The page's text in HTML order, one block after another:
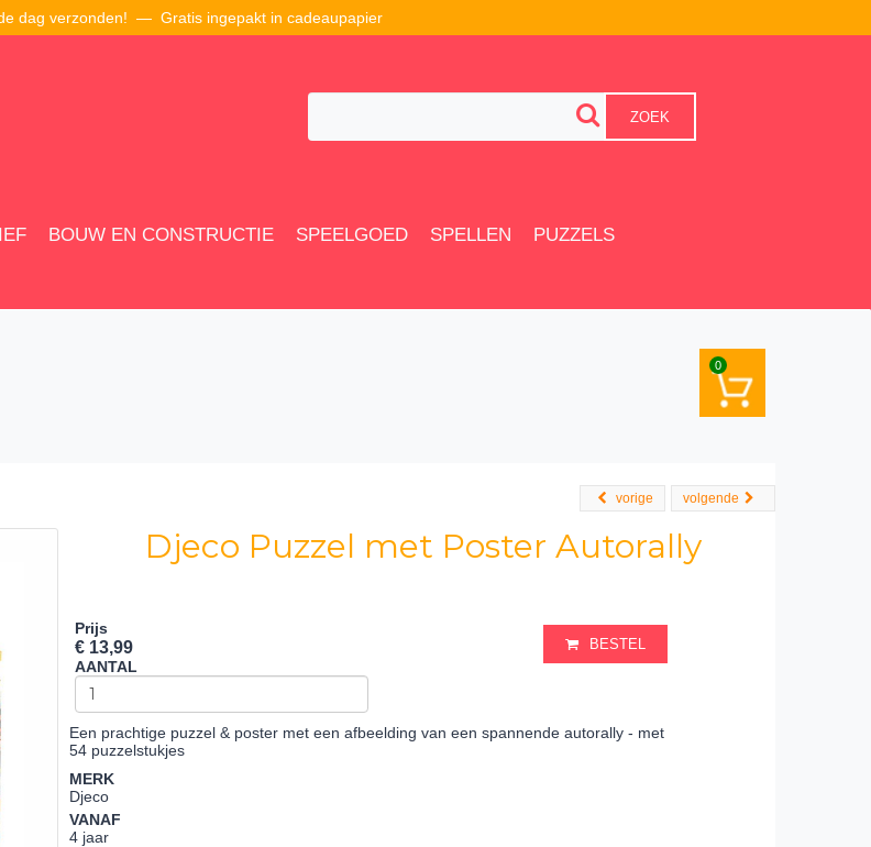
dag verzonden! — Gratis ingepakt in cadeaupapier
ZOEK
BOUW EN CONSTRUCTIE SPEELGOED SPELLEN PUZZELS
0
volgende
vorige
Djeco Puzzel met Poster Autorally
Prijs
€ 13,99
AANTAL
BESTEL
Een prachtige puzzel & poster met een afbeelding van een spannende autorally - met
54 puzzelstukjes
MERK
Djeco
VANAF
4 jaar